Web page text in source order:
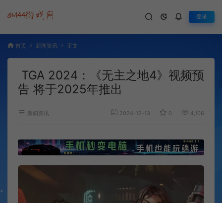
登录
首页 新闻资讯 正文
TGA 2024：《无主之地4》视频预
告 将于2025年推出
新闻资讯 2024-12-13 0 4,106